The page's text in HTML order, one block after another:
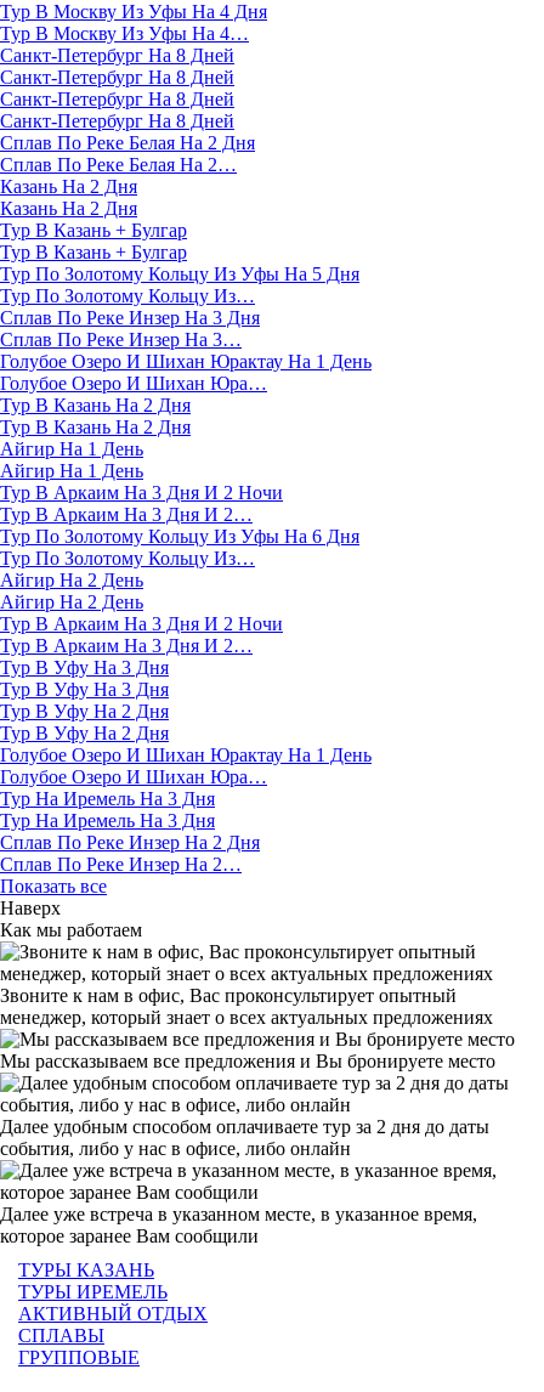
Тур В Москву Из Уфы На 4 Дня
Тур В Москву Из Уфы На 4…
Санкт-Петербург На 8 Дней
Санкт-Петербург На 8 Дней
Санкт-Петербург На 8 Дней
Санкт-Петербург На 8 Дней
Сплав По Реке Белая На 2 Дня
Сплав По Реке Белая На 2…
Казань На 2 Дня
Казань На 2 Дня
Тур В Казань + Булгар
Тур В Казань + Булгар
Тур По Золотому Кольцу Из Уфы На 5 Дня
Тур По Золотому Кольцу Из…
Сплав По Реке Инзер На 3 Дня
Сплав По Реке Инзер На 3…
Голубое Озеро И Шихан Юрактау На 1 День
Голубое Озеро И Шихан Юра…
Тур В Казань На 2 Дня
Тур В Казань На 2 Дня
Айгир На 1 День
Айгир На 1 День
Тур В Аркаим На 3 Дня И 2 Ночи
Тур В Аркаим На 3 Дня И 2…
Тур По Золотому Кольцу Из Уфы На 6 Дня
Тур По Золотому Кольцу Из…
Айгир На 2 День
Айгир На 2 День
Тур В Аркаим На 3 Дня И 2 Ночи
Тур В Аркаим На 3 Дня И 2…
Тур В Уфу На 3 Дня
Тур В Уфу На 3 Дня
Тур В Уфу На 2 Дня
Тур В Уфу На 2 Дня
Голубое Озеро И Шихан Юрактау На 1 День
Голубое Озеро И Шихан Юра…
Тур На Иремель На 3 Дня
Тур На Иремель На 3 Дня
Сплав По Реке Инзер На 2 Дня
Сплав По Реке Инзер На 2…
Показать все
Наверх
Как мы работаем
Звоните к нам в офис, Вас проконсультирует опытный
менеджер, который знает о всех актуальных предложениях
Мы рассказываем все предложения и Вы бронируете место
Далее удобным способом оплачиваете тур за 2 дня до даты
события, либо у нас в офисе, либо онлайн
Далее уже встреча в указанном месте, в указанное время,
которое заранее Вам сообщили
ТУРЫ КАЗАНЬ
ТУРЫ ИРЕМЕЛЬ
АКТИВНЫЙ ОТДЫХ
СПЛАВЫ
ГРУППОВЫЕ